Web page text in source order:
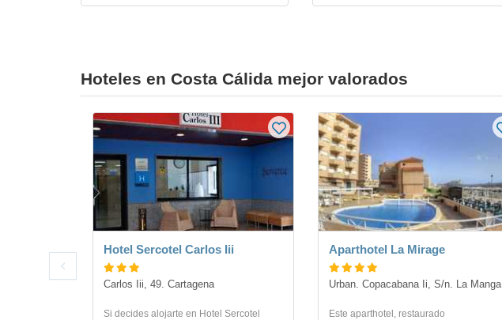
Hoteles en Costa Cálida mejor valorados
Hotel Sercotel Carlos Iii
Carlos Iii, 49. Cartagena
Si decides alojarte en Hotel Sercotel
Aparthotel La Mirage
Urban. Copacabana Ii, S/n. La Manga
Este aparthotel, restaurado